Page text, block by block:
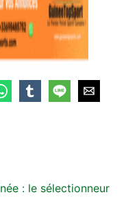
: le sélectionneur